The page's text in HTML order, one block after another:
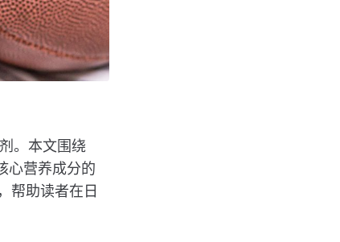
。本文围绕
心营养成分的
帮助读者在日